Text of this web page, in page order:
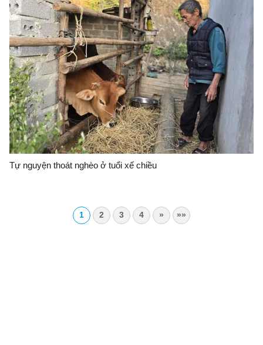
Tự nguyện thoát nghèo ở tuổi xế chiều
1 2 3 4 » »»